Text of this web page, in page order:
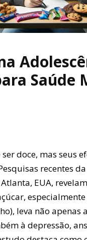
Saúde
doce, mas seus
recentes
EUA,
leva não apenas
à depressão,